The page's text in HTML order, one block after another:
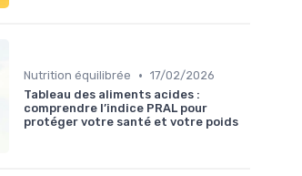
Nutrition équilibrée • 17/02/2026
Tableau des aliments acides :
comprendre l’indice PRAL pour
protéger votre santé et votre poids